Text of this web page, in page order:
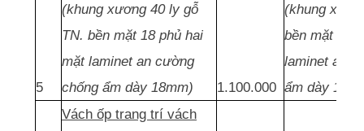
5
(khung xương 40 ly gỗ
TN. bền mặt 18 phủ hai
mặt laminet an cường
chống ẩm dày 18mm)
1.100.000
(khung
bền mặt 18
laminet an
ẩm dày
Vách ốp trang trí vách